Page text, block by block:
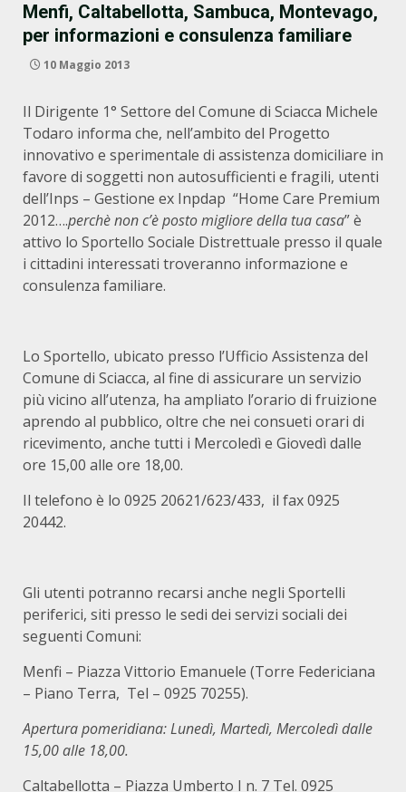
Menfi, Caltabellotta, Sambuca, Montevago,
per informazioni e consulenza familiare
10 Maggio 2013
Il Dirigente 1° Settore del Comune di Sciacca Michele
Todaro informa che, nell’ambito del Progetto
innovativo e sperimentale di assistenza domiciliare in
favore di soggetti non autosufficienti e fragili, utenti
dell’Inps – Gestione ex Inpdap “Home Care Premium
2012….perchè non c’è posto migliore della tua casa” è
attivo lo Sportello Sociale Distrettuale presso il quale
i cittadini interessati troveranno informazione e
consulenza familiare.
Lo Sportello, ubicato presso l’Ufficio Assistenza del
Comune di Sciacca, al fine di assicurare un servizio
più vicino all’utenza, ha ampliato l’orario di fruizione
aprendo al pubblico, oltre che nei consueti orari di
ricevimento, anche tutti i Mercoledì e Giovedì dalle
ore 15,00 alle ore 18,00.
Il telefono è lo 0925 20621/623/433, il fax 0925
20442.
Gli utenti potranno recarsi anche negli Sportelli
periferici, siti presso le sedi dei servizi sociali dei
seguenti Comuni:
Menfi – Piazza Vittorio Emanuele (Torre Federiciana
– Piano Terra, Tel – 0925 70255).
Apertura pomeridiana: Lunedì, Martedì, Mercoledì dalle
15,00 alle 18,00.
Caltabellotta – Piazza Umberto I n. 7 Tel. 0925